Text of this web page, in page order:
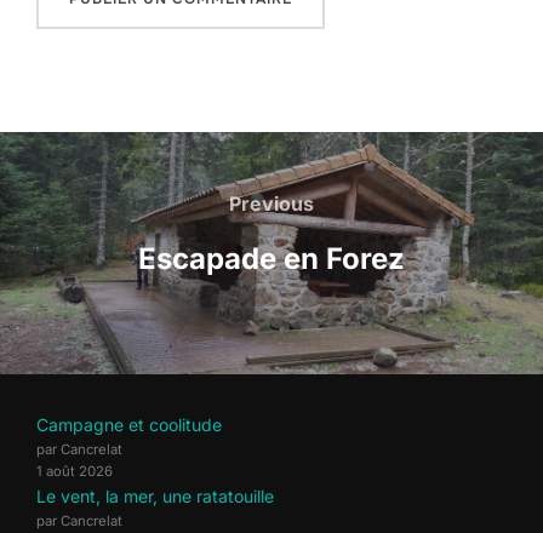
Navigation
de
l’article
Previous
Previous
Escapade en Forez
Campagne et coolitude
par Cancrelat
1 août 2026
Le vent, la mer, une ratatouille
par Cancrelat